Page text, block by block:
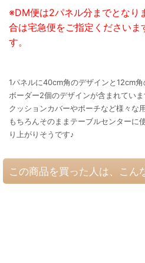
※DM便は2パネル分までとなり
合は宅急便をご指定くださいま
す。
1パネルに40cm角のデザインと12cm
ボーダー2個のデザインが含まれていま
クッションカバーやポーチなど様々な
もちろんそのままテーブルセンターに
り上がりそうです♪
この商品を買った人は、こん